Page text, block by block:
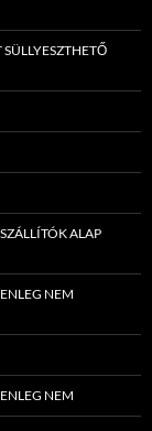
ALAP
NEM
NEM